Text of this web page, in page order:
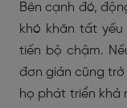
Bên cạnh đó,
khó khăn tất
tiến bộ chậm.
đơn giản cũng trở
họ phát triển khả